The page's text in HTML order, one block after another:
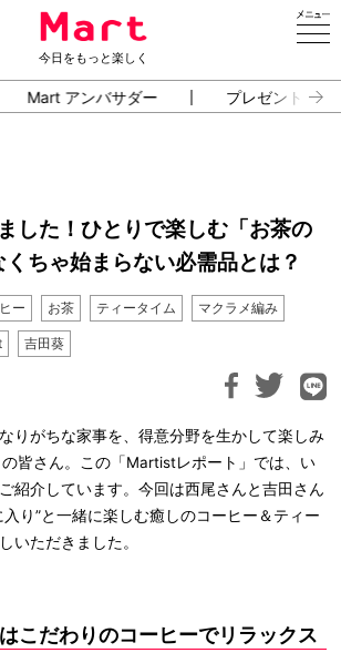
今日をもっと楽しく
Mart アンバサダー プレゼント・イ
した！ひとりで楽しむ「お茶の
ちゃ始まらない必需品とは？
ー お茶 ティータイム マクラメ編み
吉田葵
りがちな家事を、得意分野を生かして楽しみ
皆さん。この「Martistレポート」では、い
紹介しています。今回は西尾さんと吉田さん
り”と一緒に楽しむ癒しのコーヒー＆ティー
いただきました。
こだわりのコーヒーでリラックス